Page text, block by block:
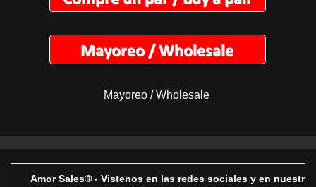
Mayoreo / Wholesale
Amor Sales® - Vistenos en las redes sociales y en nuestra